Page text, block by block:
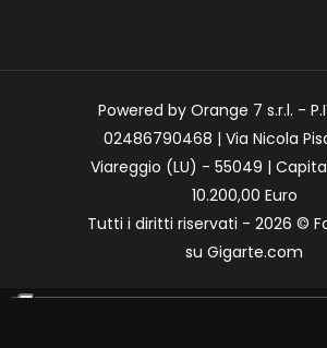
Powered by Orange 7 s.r.l. -
02486790468 | Via Nicola
Viareggio (LU) - 55049 |
10.200,00 Euro
Tutti i diritti riservati - 2026 ©
su Gigarte.com